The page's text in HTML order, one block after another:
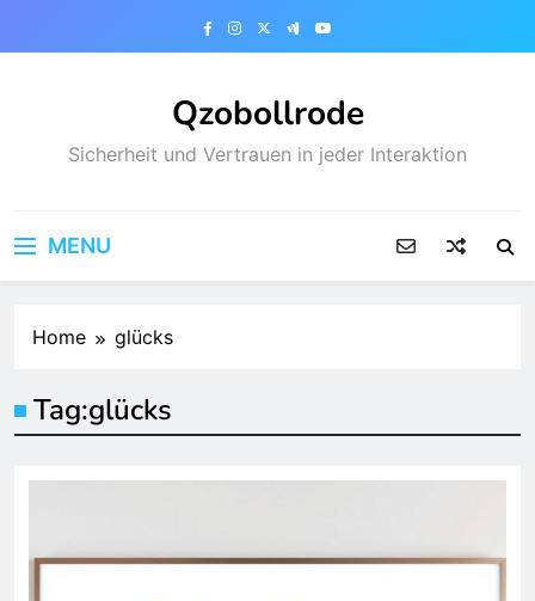
Qzobollrode
Sicherheit und Vertrauen in jeder Interaktion
MENU
Home glücks
Tag:glücks